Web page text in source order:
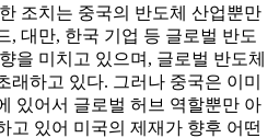
조치는 중국의 반도체 산업뿐만
, 대만, 한국 기업 등 글로벌 반도
을 미치고 있으며, 글로벌 반도체
래하고 있다. 그러나 중국은 이미
있어서 글로벌 허브 역할뿐만 아
고 있어 미국의 제재가 향후 어떤